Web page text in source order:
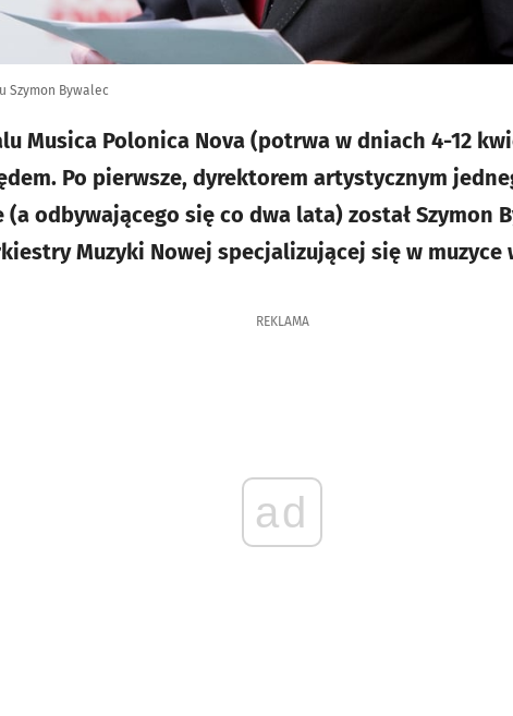
Szymon Bywalec
Musica Polonica Nova (potrwa w dniach 4-12
Po pierwsze, dyrektorem artystycznym
odbywającego się co dwa lata) został Szymon
Muzyki Nowej specjalizującej się w muzyce
REKLAMA
ad